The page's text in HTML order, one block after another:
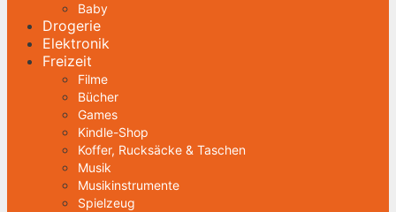
Baby
Drogerie
Elektronik
Freizeit
Filme
Bücher
Games
Kindle-Shop
Koffer, Rucksäcke & Taschen
Musik
Musikinstrumente
Spielzeug